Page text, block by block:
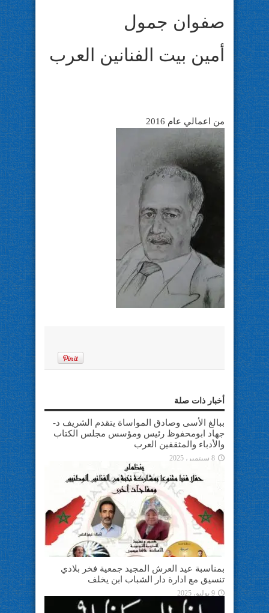
صفوان جمول
أمين بيت الفنانين العرب
من اعمالي عام 2016
أخبار ذات صلة
ببالغ الأسى وصادق المواساة يتقدم الشريف د-
جهاد ابومحفوظ رئيس ومؤسس مجلس الكتاب
والأدباء والمثقفين العرب
8 سبتمبر، 2025
بمناسبة عيد العرش المجيد جمعية فخر بلادي
تنسيق مع ادارة دار الشباب ابن يخلف
9 يوليو، 2025